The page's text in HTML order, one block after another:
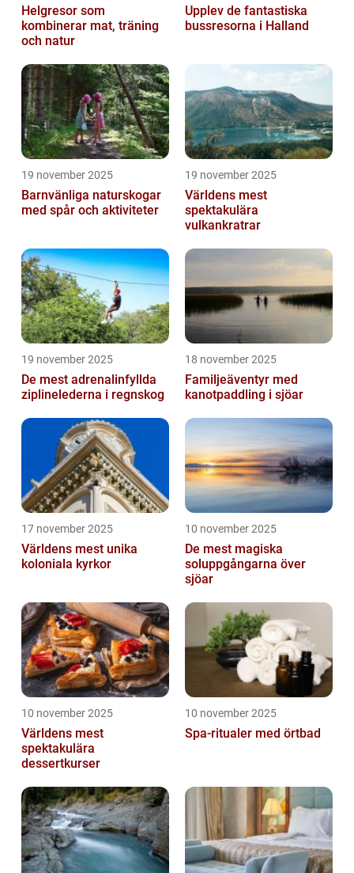
Helgresor som
kombinerar mat, träning
och natur
Upplev de fantastiska
bussresorna i Halland
19 november 2025
Barnvänliga naturskogar
med spår och aktiviteter
19 november 2025
Världens mest
spektakulära
vulkankratrar
19 november 2025
De mest adrenalinfyllda
ziplinelederna i regnskog
18 november 2025
Familjeäventyr med
kanotpaddling i sjöar
17 november 2025
Världens mest unika
koloniala kyrkor
10 november 2025
De mest magiska
soluppgångarna över
sjöar
10 november 2025
Världens mest
spektakulära
dessertkurser
10 november 2025
Spa-ritualer med örtbad